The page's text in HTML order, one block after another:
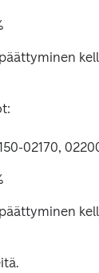
02170,